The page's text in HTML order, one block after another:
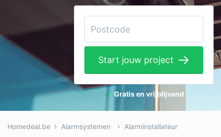
Elektricien
Gevelwerken
Hekwerken
Hovenier
Isolatie
Start jouw project
Gratis en vrijblijvend
Homedeal.be Alarmsystemen Alarminstallateur